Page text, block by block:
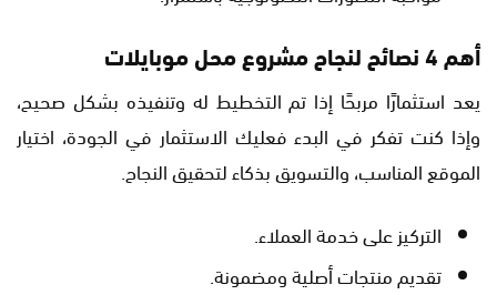
أهم 4 نصائح لنجاح مشروع محل موبايلات
يعد استثمارًا مربحًا إذا تم التخطيط له وتنفيذه بشكل صحيح،
وإذا كنت تفكر في البدء فعليك الاستثمار في الجودة، اختيار
الموقع المناسب، والتسويق بذكاء لتحقيق النجاح.
التركيز على خدمة العملاء.
تقديم منتجات أصلية ومضمونة.